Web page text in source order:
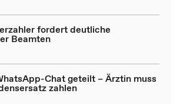
fordert deutliche
Beamten
Chat geteilt – Ärztin muss
zahlen